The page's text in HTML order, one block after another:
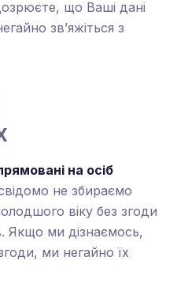
що Ваші дані
зв’яжіться з
на осіб
не збираємо
віку без згоди
Якщо ми дізнаємось,
ми негайно їх